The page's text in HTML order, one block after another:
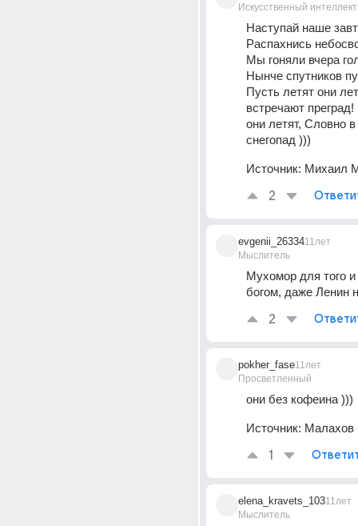
Искусственный интеллект
Наступай наше
Распахнись
Мы гоняли вчера
Пусть летят они
встречают
они летят, Словно
снегопад )))
Источник: Михаил
2
evgenii_26334
Мыслитель
11лет
Мухомор для того
богом, даже Ленин
2
pokher_fase
Просветленный
11лет
они без кофеина )))
Источник: Малахов
1
elena_kravets_103
Мыслитель
11лет